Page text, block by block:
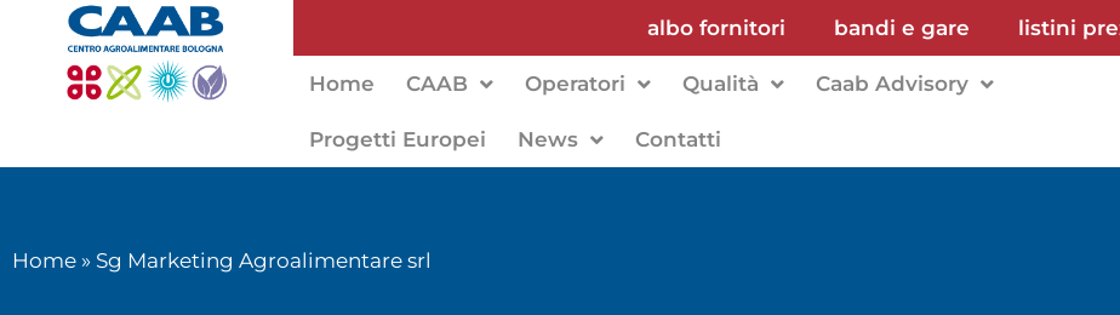
albo fornitori bandi e gare listini
Home CAAB Operatori Qualità Caab Advisory
Progetti Europei News Contatti
Home » Sg Marketing Agroalimentare srl